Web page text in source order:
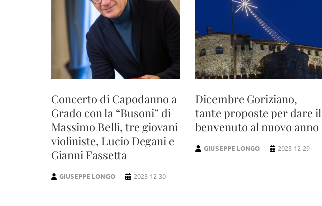
Concerto di Capodanno a
Grado con la “Busoni” di
Massimo Belli, tre giovani
violiniste, Lucio Degani e
Gianni Fassetta
GIUSEPPE LONGO 2023-12-30
Dicembre Goriziano,
tante proposte per dare il
benvenuto al nuovo anno
GIUSEPPE LONGO 2023-12-29